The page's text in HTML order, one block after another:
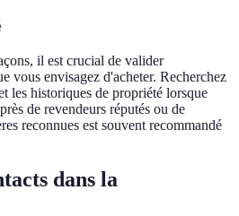
il est crucial de valider
vous envisagez d'acheter. Recherchez
les historiques de propriété lorsque
de revendeurs réputés ou de
reconnues est souvent recommandé
dans la